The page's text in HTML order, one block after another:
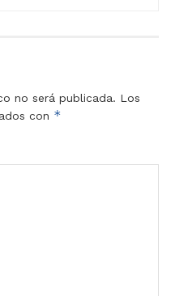
no será publicada. Los
con *